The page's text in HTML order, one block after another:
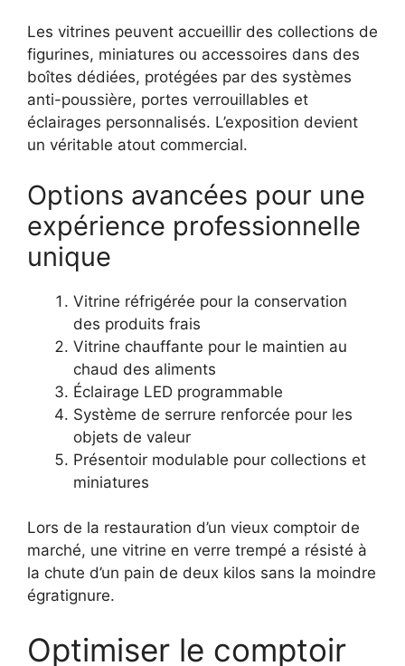
Les vitrines peuvent accueillir des collections de
figurines, miniatures ou accessoires dans des
boîtes dédiées, protégées par des systèmes
anti-poussière, portes verrouillables et
éclairages personnalisés. L’exposition devient
un véritable atout commercial.
Options avancées pour une
expérience professionnelle
unique
Vitrine réfrigérée pour la conservation
des produits frais
Vitrine chauffante pour le maintien au
chaud des aliments
Éclairage LED programmable
Système de serrure renforcée pour les
objets de valeur
Présentoir modulable pour collections et
miniatures
Lors de la restauration d’un vieux comptoir de
marché, une vitrine en verre trempé a résisté à
la chute d’un pain de deux kilos sans la moindre
égratignure.
Optimiser le comptoir